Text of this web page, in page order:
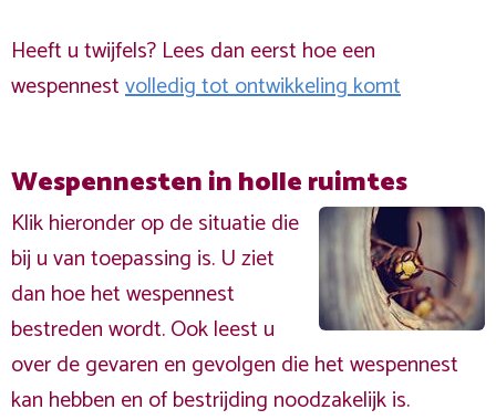
Heeft u twijfels? Lees dan eerst hoe een
wespennestvolledig tot ontwikkeling komt
Wespennesten in holle ruimtes
Klik hieronder op de situatie die
bij u van toepassing is. U ziet
dan hoe het wespennest
bestreden wordt. Ook leest u
over de gevaren en gevolgen die het wespennest
kan hebben en of bestrijding noodzakelijk is.